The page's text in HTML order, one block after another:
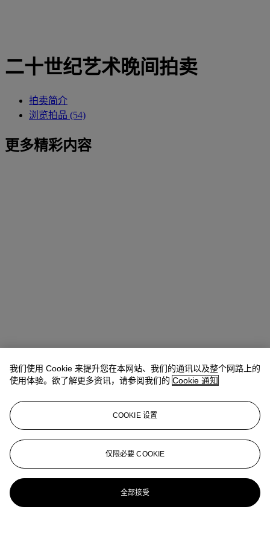
二十世纪艺术晚间拍卖
拍卖简介
浏览拍品 (54)
更多精彩内容
我们使用 Cookie 来提升您在本网站、我们的通讯以及整个网路上的
使用体验。欲了解更多资讯，请参阅我们的 Cookie 通知
COOKIE 设置
仅限必要 COOKIE
全部接受